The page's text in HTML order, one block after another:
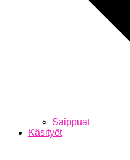
Saippuat
Käsityöt